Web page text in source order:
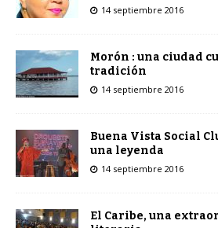
14 septiembre 2016
Morón : una ciudad
tradición
14 septiembre 2016
Buena Vista Social
una leyenda
14 septiembre 2016
El Caribe, una